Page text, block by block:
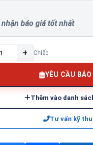
báo giá tốt nhất
+ Chiếc
YÊU CẦU
Thêm vào danh
Tư vấn kỹ